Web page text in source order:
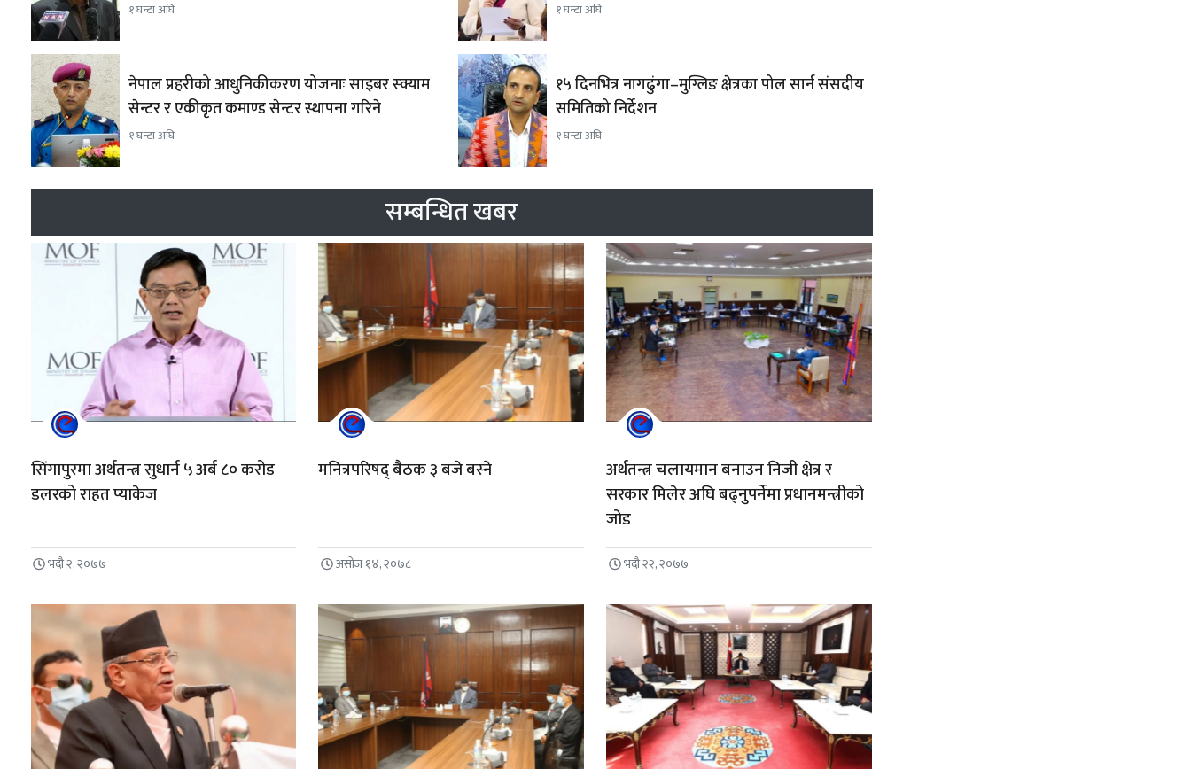
१ घन्टा अघि १ घन्टा अघि
नेपाल प्रहरीको आधुनिकीकरण योजनाः साइबर स्क्याम
सेन्टर र एकीकृत कमाण्ड सेन्टर स्थापना गरिने
१ घन्टा अघि
१५ दिनभित्र नागढुंगा–मुग्लिङ क्षेत्रका पोल सार्न संसदीय
समितिको निर्देशन
१ घन्टा अघि
सम्बन्धित खबर
सिंगापुरमा अर्थतन्त्र सुधार्न ५ अर्ब ८० करोड
डलरको राहत प्याकेज
भदौ २, २०७७
मनित्रपरिषद् बैठक ३ बजे बस्ने
असोज १४, २०७८
अर्थतन्त्र चलायमान बनाउन निजी क्षेत्र र
सरकार मिलेर अघि बढ्नुपर्नेमा प्रधानमन्त्रीको
जोड
भदौ २२, २०७७